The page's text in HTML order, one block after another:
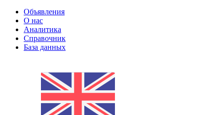
Объявления
О нас
Аналитика
Справочник
База данных